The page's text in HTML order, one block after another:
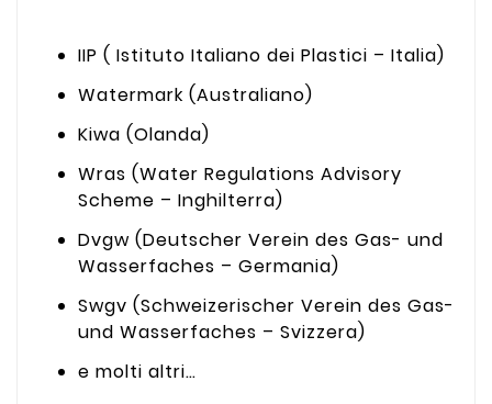
IIP ( Istituto Italiano dei Plastici – Italia)
Watermark (Australiano)
Kiwa (Olanda)
Wras (Water Regulations Advisory
Scheme – Inghilterra)
Dvgw (Deutscher Verein des Gas- und
Wasserfaches – Germania)
Swgv (Schweizerischer Verein des Gas-
und Wasserfaches – Svizzera)
e molti altri…